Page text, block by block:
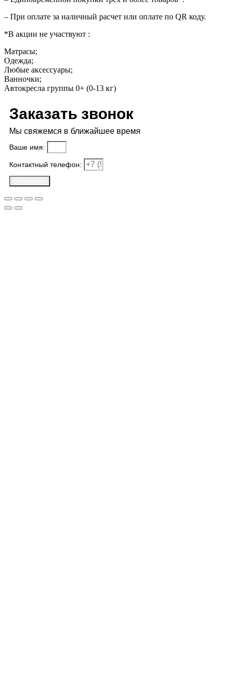
– При оплате за наличный расчет или оплате по QR коду.
*В акции не участвуют :
Матрасы;
Одежда;
Любые аксессуары;
Ванночки;
Автокресла группы 0+ (0-13 кг)
Заказать звонок
Мы свяжемся в ближайшее время
Ваше имя:
Контактный телефон: